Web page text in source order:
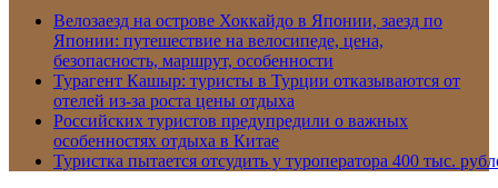
Велозаезд на острове Хоккайдо в Японии, заезд по
Японии: путешествие на велосипеде, цена,
безопасность, маршрут, особенности
Турагент Кашыр: туристы в Турции отказываются от
отелей из-за роста цены отдыха
Российских туристов предупредили о важных
особенностях отдыха в Китае
Туристка пытается отсудить у туроператора 400 тыс.